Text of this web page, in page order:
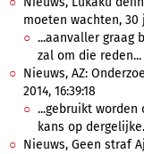
moeten wachten, 30
...aanvaller graag
zal om die reden...
Nieuws, AZ:
2014, 16:39:18
...gebruikt worden
kans op
Nieuws, Geen straf